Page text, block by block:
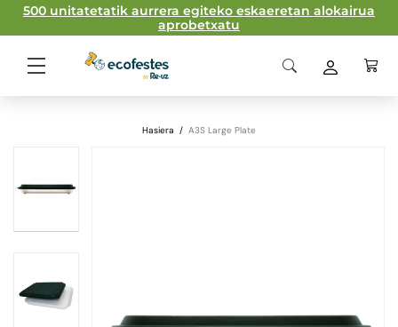
500 unitatetatik aurrera egiteko eskaeretan alokairua
aprobetxatu
Hasiera / A3S Large Plate
Edukiera